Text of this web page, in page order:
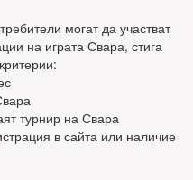
могат да участват
на играта Свара, стига
турнир на Свара
в сайта или наличие